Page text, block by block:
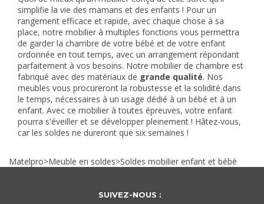
simplifie la vie des mamans et des enfants ! Pour un
rangement efficace et rapide, avec chaque chose à sa
place, notre mobilier à multiples fonctions vous permettra
de garder la chambre de votre bébé et de votre enfant
ordonnée en tout temps, avec un arrangement répondant
parfaitement à vos besoins. Notre mobilier de chambre est
fabriqué avec des matériaux de grande qualité. Nos
meubles vous procureront la robustesse et la solidité dans
le temps, nécessaires à un usage dédié à un bébé et à un
enfant. Avec ce mobilier à toutes épreuves, votre enfant
pourra s'éveiller et se développer pleinement ! Hâtez-vous,
car les soldes ne dureront que six semaines !
Matelpro>Meuble en soldes>Soldes mobilier enfant et bébé
SUIVEZ-NOUS :